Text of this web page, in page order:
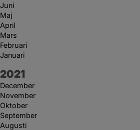
Juni
Maj
April
Mars
Februari
Januari
År:
2021
December
November
Oktober
September
Augusti